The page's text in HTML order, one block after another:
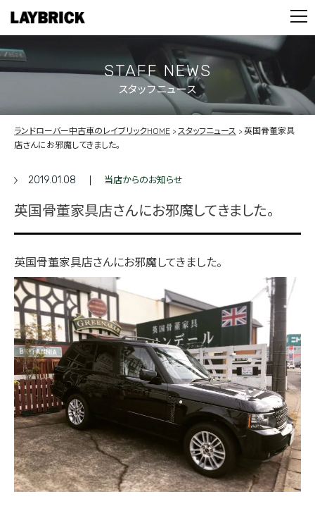
PARTS
CONTACT
PRIVACY POLICY
STAFF NEWS
スタッフニュース
ランドローバー中古車のレイブリックHOME スタッフニュース
英国骨董家具
店さんにお邪魔してきました。
2019.01.08 当店からのお知らせ
英国骨董家具店さんにお邪魔してきました。
英国骨董家具店さんにお邪魔してきました。